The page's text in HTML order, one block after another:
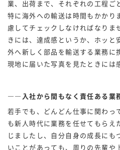
業、出荷まで、それぞれの工程ご
特に海外への輸送は時間もかかり
慮してチェックしなければなりま
きには、達成感というか、ホッと
外へ新しく部品を輸送する業務に
現地に届いた写真を見たときには
――入社から間もなく責任ある業
若手でも、どんどん仕事に関わっ
も新人時代に業務を任せてもらえ
じましたし、自分自身の成長にも
いことがあっても、周りの先輩や